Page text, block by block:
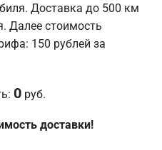
Доставка до 500 км
Далее стоимость
150 рублей за
0 руб.
доставки!